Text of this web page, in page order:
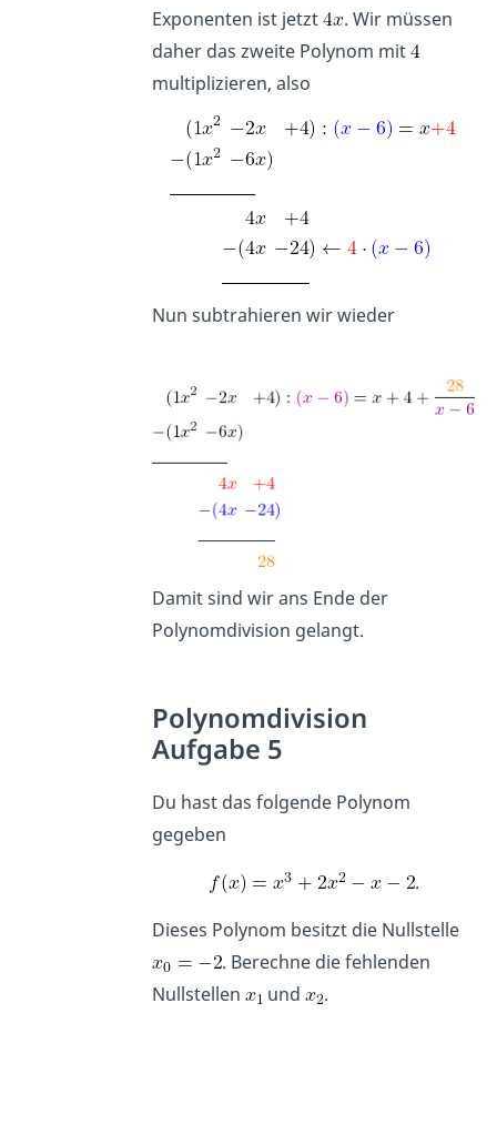
Exponenten ist jetzt
. Wir müssen
daher das zweite Polynom mit
multiplizieren, also
Nun subtrahieren wir wieder
Damit sind wir ans Ende der
Polynomdivision gelangt.
Polynomdivision
Aufgabe 5
Du hast das folgende Polynom
gegeben
.
Dieses Polynom besitzt die Nullstelle
. Berechne die fehlenden
Nullstellen
und .